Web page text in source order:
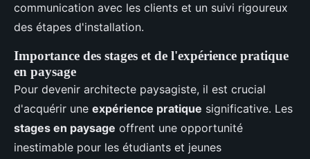
communication avec les clients et un suivi rigoureux
des étapes d'installation.
Importance des stages et de l'expérience pratique
en paysage
Pour devenir architecte paysagiste, il est crucial
d'acquérir une expérience pratique significative. Les
stages en paysage offrent une opportunité
inestimable pour les étudiants et jeunes